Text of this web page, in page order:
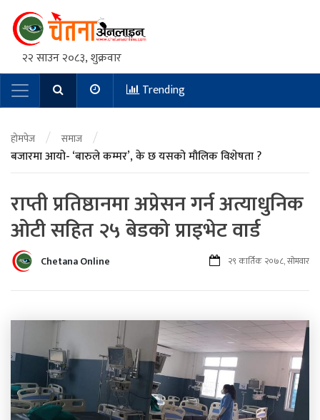
२२ साउन २०८३, शुक्रवार
Main NavigationTrending
होमपेज / समाज /
बजारमा आयो- ‘बारुले कम्मर’, के छ यसको मौलिक विशेषता ?
राप्ती प्रतिष्ठानमा अप्रेसन गर्न अत्याधुनिक
ओटी सहित २५ बेडको प्राइभेट वार्ड
Chetana Online २९ कार्तिक २०७८, सोमवार